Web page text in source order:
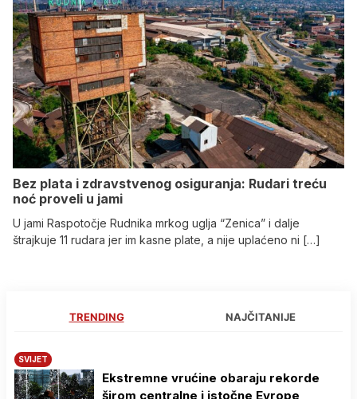
Bez plata i zdravstvenog osiguranja: Rudari treću
noć proveli u jami
U jami Raspotočje Rudnika mrkog uglja “Zenica” i dalje
štrajkuje 11 rudara jer im kasne plate, a nije uplaćeno ni […]
TRENDING NAJČITANIJE
SVIJET
Ekstremne vrućine obaraju rekorde
širom centralne i istočne Evrope